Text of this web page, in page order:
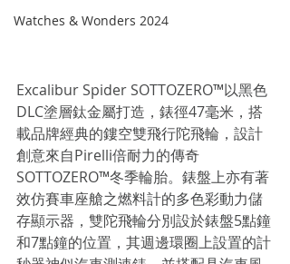
Watches & Wonders 2024
Excalibur Spider SOTTOZERO™以黑色
DLC塗層鈦金屬打造，錶徑47毫米，搭
載品牌經典的鏤空雙飛行陀飛輪，設計
創意來自Pirelli倍耐力的傳奇
SOTTOZERO™冬季輪胎。錶盤上亦有著
效仿賽車座艙之燃料計的多色彩動力儲
存顯示器，雙陀飛輪分別設於錶盤5點鐘
和7點鐘的位置，其週邊環圈上設置的計